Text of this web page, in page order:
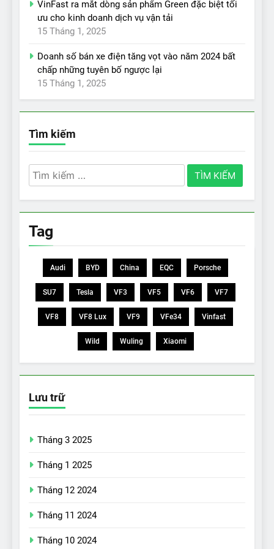
VinFast ra mắt dòng sản phẩm Green đặc biệt tối
ưu cho kinh doanh dịch vụ vận tải
15 Tháng 1, 2025
Doanh số bán xe điện tăng vọt vào năm 2024 bất
chấp những tuyên bố ngược lại
15 Tháng 1, 2025
Tìm kiếm
Tìm
kiếm
Tag
Audi BYD China EQC Porsche
SU7 Tesla VF3 VF5 VF6 VF7
VF8 VF8 Lux VF9 VFe34 Vinfast
Wild Wuling Xiaomi
Lưu trữ
Tháng 3 2025
Tháng 1 2025
Tháng 12 2024
Tháng 11 2024
Tháng 10 2024